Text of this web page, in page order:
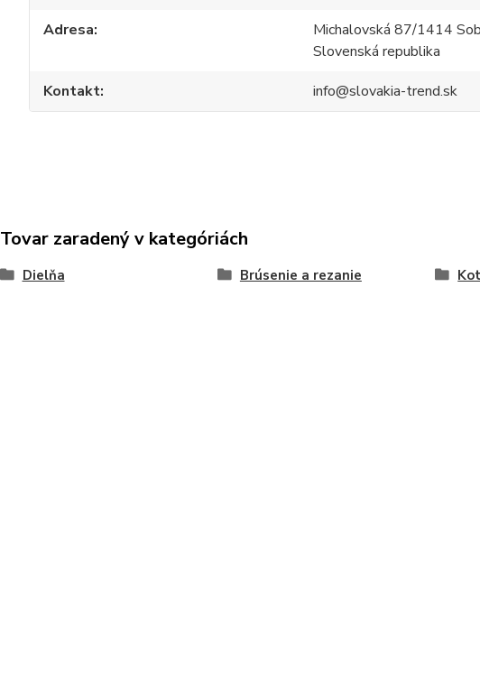
Adresa
Michalovská 87/1414
Slovenská republika
Kontakt
info@slovakia-trend.sk
Tovar zaradený v kategóriách
Dielňa Brúsenie a rezanie